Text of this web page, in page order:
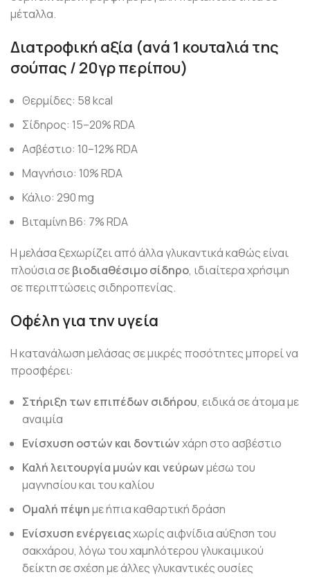
μέταλλα.
Διατροφική αξία (ανά 1 κουταλιά της
σούπας / 20γρ περίπου)
Θερμίδες: 58 kcal
Σίδηρος: 15–20% RDA
Ασβέστιο: 10–12% RDA
Μαγνήσιο: 10% RDA
Κάλιο: 290 mg
Βιταμίνη B6: 7% RDA
Η μελάσα ξεχωρίζει από άλλα γλυκαντικά καθώς είναι
πλούσια σεβιοδιαθέσιμο σίδηρο, ιδιαίτερα χρήσιμη
σε περιπτώσεις σιδηροπενίας.
Οφέλη για την υγεία
Η κατανάλωση μελάσας σε μικρές ποσότητες μπορεί να
προσφέρει:
Στήριξη των επιπέδων σιδήρου, ειδικά σε άτομα με
αναιμία
Ενίσχυση οστών και δοντιώνχάρη στο ασβέστιο
Καλή λειτουργία μυών και νεύρωνμέσω του
μαγνησίου και του καλίου
Ομαλή πέψημε ήπια καθαρτική δράση
Ενίσχυση ενέργειαςχωρίς αιφνίδια αύξηση του
σακχάρου, λόγω του χαμηλότερου γλυκαιμικού
δείκτη σε σχέση με άλλες γλυκαντικές ουσίες